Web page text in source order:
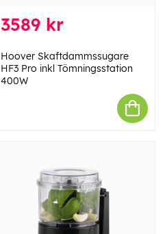
3589 kr
Hoover Skaftdammssugare
HF3 Pro inkl Tömningsstation
400W